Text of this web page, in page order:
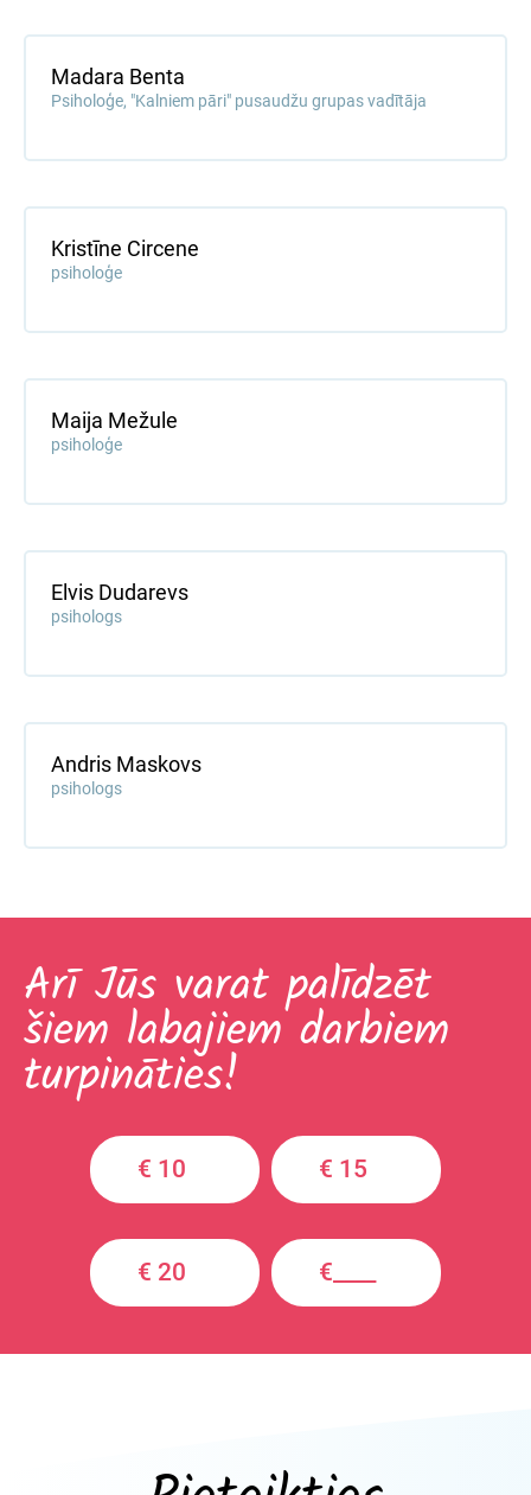
Madara Benta
Psiholoģe, "Kalniem pāri" pusaudžu grupas vadītāja
Kristīne Circene
psiholoģe
Maija Mežule
psiholoģe
Elvis Dudarevs
psihologs
Andris Maskovs
psihologs
Arī Jūs varat palīdzēt
šiem labajiem darbiem
turpināties!
€ 10 € 15
€ 20 €____